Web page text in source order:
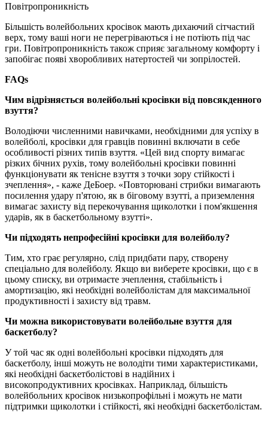
Повітропроникність
Більшість волейбольних кросівок мають дихаючий сітчастий
верх, тому ваші ноги не перегріваються і не потіють під час
гри. Повітропроникність також сприяє загальному комфорту і
запобігає появі хворобливих натертостей чи зопрілостей.
FAQs
Чим відрізняється волейбольні кросівки від повсякденного
взуття?
Володіючи численними навичками, необхідними для успіху в
волейболі, кросівки для гравців повинні включати в себе
особливості різних типів взуття. «Цей вид спорту вимагає
різких бічних рухів, тому волейбольні кросівки повинні
функціонувати як тенісне взуття з точки зору стійкості і
зчеплення», - каже ДеБоер. «Повторювані стрибки вимагають
посилення удару п'ятою, як в біговому взутті, а приземлення
вимагає захисту від перекочування щиколотки і пом'якшення
ударів, як в баскетбольному взутті».
Чи підходять непрофесійні кросівки для волейболу?
Тим, хто грає регулярно, слід придбати пару, створену
спеціально для волейболу. Якщо ви виберете кросівки, що є в
цьому списку, ви отримаєте зчеплення, стабільність і
амортизацію, які необхідні волейболістам для максимальної
продуктивності і захисту від травм.
Чи можна використовувати волейбольне взуття для
баскетболу?
У той час як одні волейбольні кросівки підходять для
баскетболу, інші можуть не володіти тими характеристиками,
які необхідні баскетболістові в надійних і
високопродуктивних кросівках. Наприклад, більшість
волейбольних кросівок низькопрофільні і можуть не мати
підтримки щиколотки і стійкості, які необхідні баскетболістам.